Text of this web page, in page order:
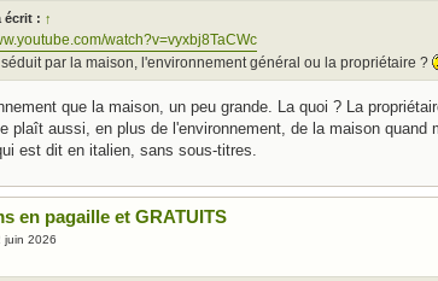
écrit : ↑
watch?v=vyxbj8TaCWc
par la maison, l'environnement général ou la propriétaire ?
que la maison, un peu grande. La quoi ? La
plaît aussi, en plus de l'environnement, de la maison
est dit en italien, sans sous-titres.
en pagaille et GRATUITS
juin 2026